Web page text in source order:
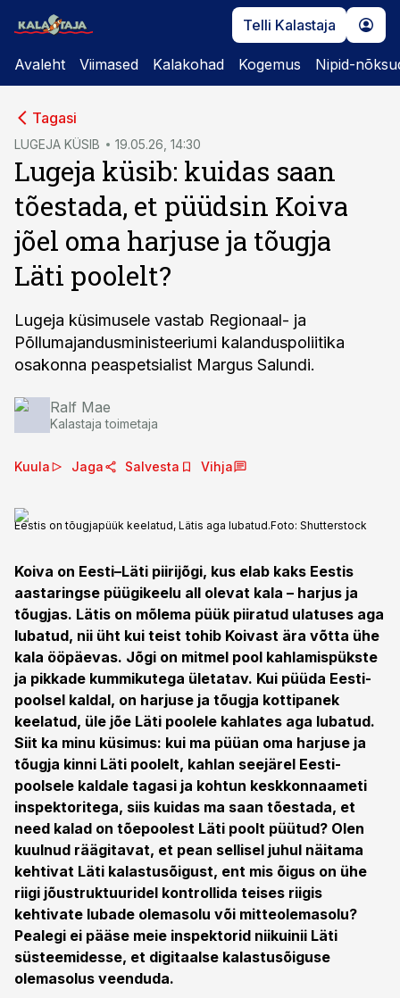
Telli Kalastaja
Avaleht Viimased Kalakohad Kogemus Nipid-
Tagasi
LUGEJA KÜSIB 19.05.26, 14:30
Lugeja küsib: kuidas saan
tõestada, et püüdsin Koiva
jõel oma harjuse ja tõugja
Läti poolelt?
Lugeja küsimusele vastab Regionaal- ja
Põllumajandusministeeriumi kalanduspoliitika
osakonna peaspetsialist Margus Salundi.
Ralf Mae
Kalastaja toimetaja
Kuula Jaga Salvesta Vihja
Eestis on tõugjapüük keelatud, Lätis aga lubatud.Foto: Shutterstock
Koiva on Eesti–Läti piirijõgi, kus elab kaks Eestis
aastaringse püügikeelu all olevat kala – harjus ja
tõugjas. Lätis on mõlema püük piiratud ulatuses aga
lubatud, nii üht kui teist tohib Koivast ära võtta ühe
kala ööpäevas. Jõgi on mitmel pool kahlamispükste
ja pikkade kummikutega ületatav. Kui püüda Eesti-
poolsel kaldal, on harjuse ja tõugja kottipanek
keelatud, üle jõe Läti poolele kahlates aga lubatud.
Siit ka minu küsimus: kui ma püüan oma harjuse ja
tõugja kinni Läti poolelt, kahlan seejärel Eesti-
poolsele kaldale tagasi ja kohtun keskkonnaameti
inspektoritega, siis kuidas ma saan tõestada, et
need kalad on tõepoolest Läti poolt püütud? Olen
kuulnud räägitavat, et pean sellisel juhul näitama
kehtivat Läti kalastusõigust, ent mis õigus on ühe
riigi jõustruktuuridel kontrollida teises riigis
kehtivate lubade olemasolu või mitteolemasolu?
Pealegi ei pääse meie inspektorid niikuinii Läti
süsteemidesse, et digitaalse kalastusõiguse
olemasolus veenduda.